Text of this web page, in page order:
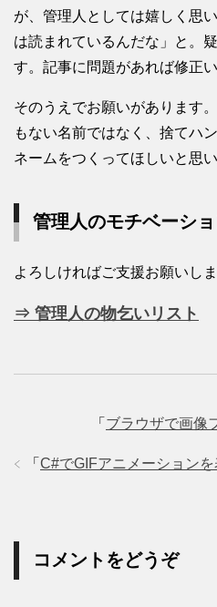
が、管理人としては嬉しく思
は読まれているんだな」と。
す。記事に問題があれば修正い
そのうえでお願いがあります
もない名前ではなく、捨てハ
ネームをつくってほしいと思い
管理人のモチベーシ
よろしければご支援お願いしま
⇒ 管理人の物乞いリスト
「 ブラウザで画像
「 C#でGIFアニメーションを
コメントをどうぞ